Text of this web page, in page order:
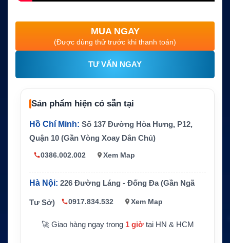
MUA NGAY
(Được dùng thử trước khi thanh toán)
TƯ VẤN NGAY
Sản phẩm hiện có sẵn tại
Hồ Chí Minh: Số 137 Đường Hòa Hưng, P12,
Quận 10 (Gần Vòng Xoay Dân Chủ)
0386.002.002 Xem Map
Hà Nội: 226 Đường Láng - Đống Đa (Gần Ngã
Tư Sở) 0917.834.532 Xem Map
🚀 Giao hàng ngay trong 1 giờtại HN & HCM